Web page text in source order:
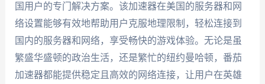
国用户的专门解决方案。该加速器在美国的服务器和网
络设置能够有效地帮助用户克服地理限制，轻松连接到
国内的服务器和网络，享受畅快的游戏体验。无论是虽
繁盛华盛顿的政治生活，还是繁忙的纽约曼哈顿，番茄
加速器都能提供稳定且高效的网络连接，让用户在英雄